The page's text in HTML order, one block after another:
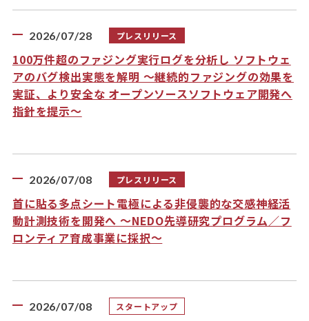
2026/07/28 プレスリリース
100万件超のファジング実行ログを分析し ソフトウェ
アのバグ検出実態を解明 ～継続的ファジングの効果を
実証、より安全な オープンソースソフトウェア開発へ
指針を提示～
2026/07/08 プレスリリース
首に貼る多点シート電極による非侵襲的な交感神経活
動計測技術を開発へ ～NEDO先導研究プログラム／フ
ロンティア育成事業に採択～
2026/07/08 スタートアップ